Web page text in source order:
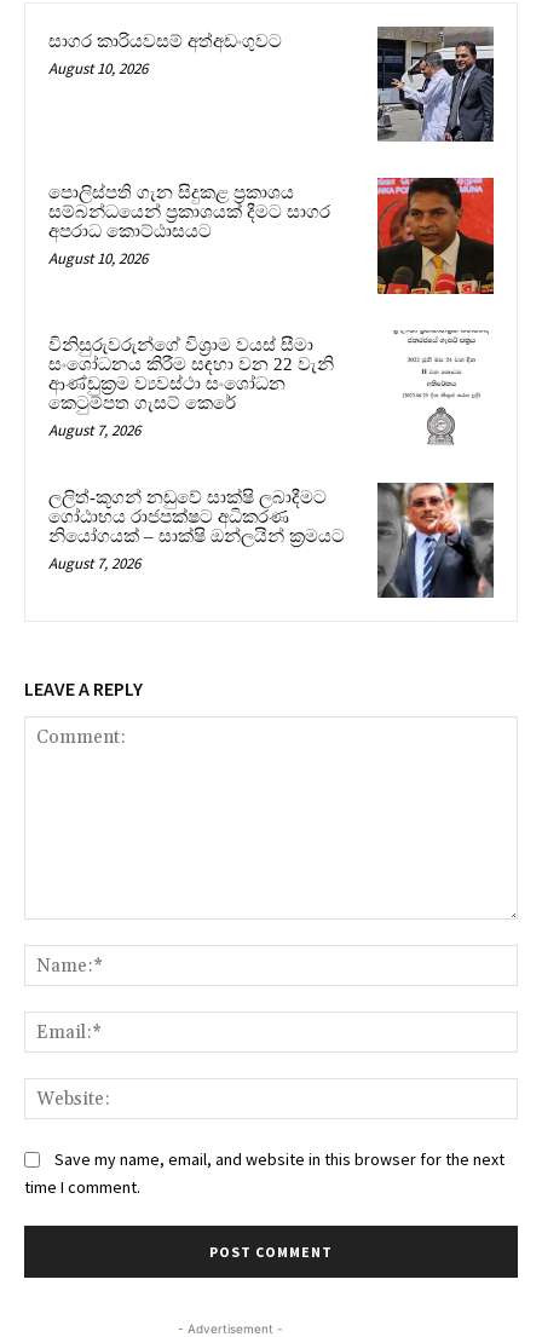
සාගර කාරියවසම් අත්අඩංගුවට
August 10, 2026
පොලිස්පති ගැන සිදුකළ ප්‍රකාශය
සම්බන්ධයෙන් ප්‍රකාශයක් දීමට සාගර
අපරාධ කොට්ඨාසයට
August 10, 2026
විනිසුරුවරුන්ගේ විශ්‍රාම වයස් සීමා
සංශෝධනය කිරීම සඳහා වන 22 වැනි
ආණ්ඩුක්‍රම ව්‍යවස්ථා සංශෝධන
කෙටුම්පත ගැසට් කෙරේ
August 7, 2026
ලලිත්-කූගන් නඩුවේ සාක්ෂි ලබාදීමට
ගෝඨාභය රාජපක්ෂට අධිකරණ
නියෝගයක් – සාක්ෂි ඔන්ලයින් ක්‍රමයට
August 7, 2026
LEAVE A REPLY
Save my name, email, and website in this browser for the next
time I comment.
- Advertisement -